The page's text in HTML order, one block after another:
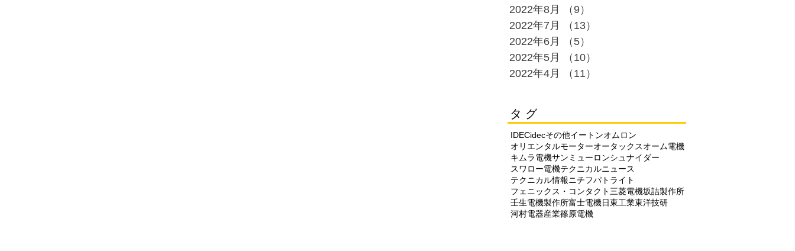
2022年8月
（9）
2022年7月
（13）
2022年6月
（5）
2022年5月
（10）
2022年4月
（11）
タ グ
IDECidecその他イートンオムロン
オリエンタルモーターオータックスオーム電機
キムラ電機サンミューロンシュナイダー
スワロー電機テクニカルニュース
テクニカル情報ニチフパトライト
フェニックス・コンタクト 三菱電機坂詰製作所
壬生電機製作所富士電機日東工業東洋技研
河村電器産業篠原電機